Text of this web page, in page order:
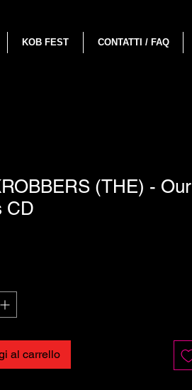
KOB FEST CONTATTI / FAQ
(THE) - Our
CD
al carrello